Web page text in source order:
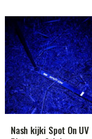
Nash kijki Spot On UV